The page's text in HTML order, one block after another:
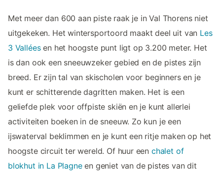
Met meer dan 600 aan piste raak je in Val Thorens niet
uitgekeken. Het wintersportoord maakt deel uit van Les
3 Valléesen het hoogste punt ligt op 3.200 meter. Het
is dan ook een sneeuwzeker gebied en de pistes zijn
breed. Er zijn tal van skischolen voor beginners en je
kunt er schitterende dagritten maken. Het is een
geliefde plek voor offpiste skiën en je kunt allerlei
activiteiten boeken in de sneeuw. Zo kun je een
ijswaterval beklimmen en je kunt een ritje maken op het
hoogste circuit ter wereld. Of huur een chalet of
blokhut in La Plagneen geniet van de pistes van dit